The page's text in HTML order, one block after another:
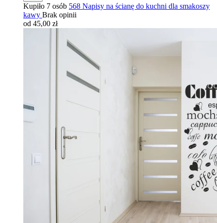
Kupiło 7 osób 568 Napisy na ścianę do kuchni dla smakoszy
kawy Brak opinii
od 45,00 zł